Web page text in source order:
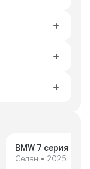
BMW 7 серия
Седан • 2025